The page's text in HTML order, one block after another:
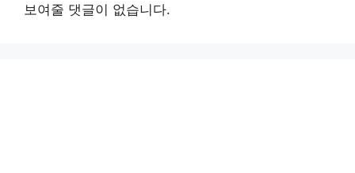
보여줄 댓글이 없습니다.